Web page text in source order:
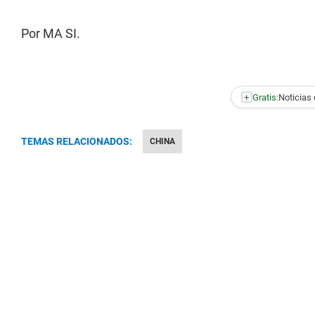
Por MA SI.
+ Gratis:Noticias
TEMAS RELACIONADOS: CHINA